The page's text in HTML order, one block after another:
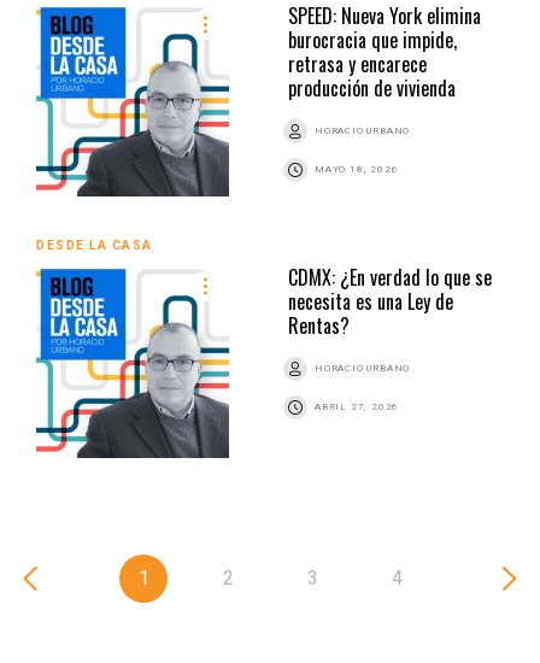
SPEED: Nueva York elimina
burocracia que impide,
retrasa y encarece
producción de vivienda
HORACIO URBANO
MAYO 18, 2026
DESDE LA CASA
CDMX: ¿En verdad lo que se
necesita es una Ley de
Rentas?
HORACIO URBANO
ABRIL 27, 2026
1 2 3 4